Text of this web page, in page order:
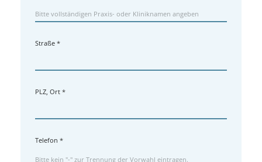
Straße *
PLZ, Ort *
Telefon *